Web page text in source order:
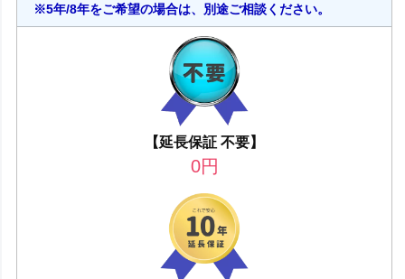
※5年/8年をご希望の場合は、別途ご相談ください。
【延長保証 不要】
0円